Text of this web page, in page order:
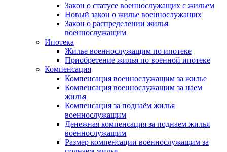
Закон о статусе военнослужащих с жильем
Новый закон о жилье военнослужащих
Закон о распределении жилья
военнослужащим
Ипотека
Жилье военнослужащим по ипотеке
Приобретение жилья по военной ипотеке
Компенсация
Компенсация военнослужащим за жилье
Компенсация военнослужащим за наем
жилья
Компенсация за поднаём жилья
военнослужащим
Денежная компенсация за поднаем жилья
военнослужащим
Размер компенсации военнослужащим за